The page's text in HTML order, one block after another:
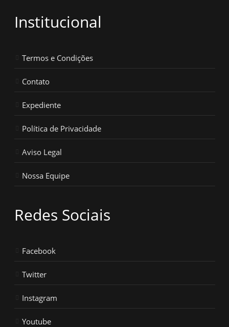
Institucional
Termos e Condições
Contato
Expediente
Política de Privacidade
Aviso Legal
Nossa Equipe
Redes Sociais
Facebook
Twitter
Instagram
Youtube